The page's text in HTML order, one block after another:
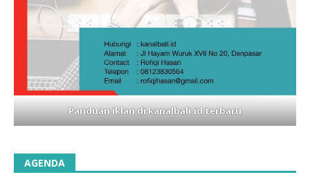
Panduan iklan di kanalbali,id terbaru
AGENDA